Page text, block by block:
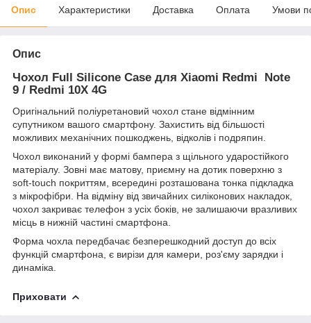
Опис Характеристики Доставка Оплата Умови
Опис
Чохол Full Silicone Case для Xiaomi Redmi Note
9 / Redmi 10X 4G
Оригінальний поліуретановий чохол стане відмінним
супутником вашого смартфону. Захистить від більшості
можливих механічних пошкоджень, відколів і подряпин.
Чохол виконаний у формі бампера з щільного ударостійкого
матеріалу. Зовні має матову, приємну на дотик поверхню з
soft-touch покриттям, всередині розташована тонка підкладка
з мікрофібри. На відміну від звичайних силіконових накладок,
чохол закриває телефон з усіх боків, не залишаючи вразливих
місць в нижній частині смартфона.
Форма чохла передбачає безперешкодний доступ до всіх
функцій смартфона, є вирізи для камери, роз'єму зарядки і
динаміка.
Приховати